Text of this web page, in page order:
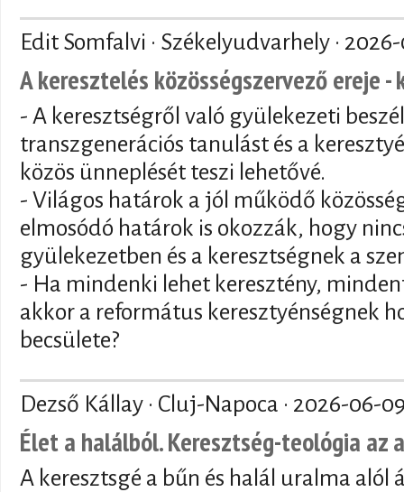
Edit Somfalvi · Székelyudvarhely ·
A keresztelés közösségszervező ereje -
- A keresztségről való gyülekezeti
transzgenerációs tanulást és a
közös ünneplését teszi lehetővé.
- Világos határok a jól működő
elmosódó határok is okozzák, hogy
gyülekezetben és a keresztségnek a
- Ha mindenki lehet keresztény,
akkor a református keresztyénségnek
becsülete?
Dezső Kállay · Cluj-Napoca · 2026-06-
Élet a halálból. Keresztség-teológia az
A keresztsgé a bűn és halál uralma alól